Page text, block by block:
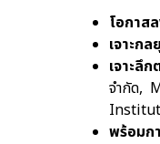
โอกาส
เจาะก
เจาะลึ
จำกัด,
พร้อมก